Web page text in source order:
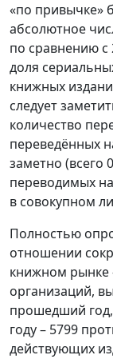
«по привычке»
абсолютное
по сравнению с
доля
книжных
следует
количество
переведённых
заметно (всего
переводимых
в совокупном
Полностью
отношении
книжном рынке
организаций,
прошедший
году – 5799
действующих